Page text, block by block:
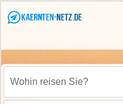
Wohin reisen Sie?